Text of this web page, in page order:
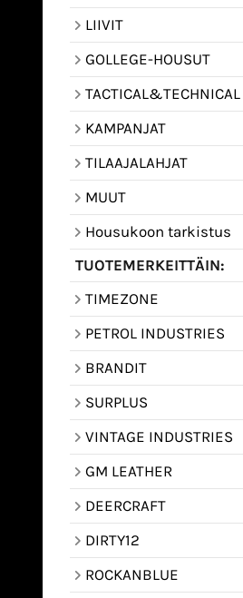
LIIVIT
GOLLEGE-HOUSUT
TACTICAL&TECHNICAL
KAMPANJAT
TILAAJALAHJAT
MUUT
Housukoon tarkistus
TUOTEMERKEITTÄIN:
TIMEZONE
PETROL INDUSTRIES
BRANDIT
SURPLUS
VINTAGE INDUSTRIES
GM LEATHER
DEERCRAFT
DIRTY12
ROCKANBLUE